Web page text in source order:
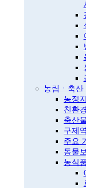
농림ㆍ축산
농정
친환
축산
구제역
주요
동물
농식